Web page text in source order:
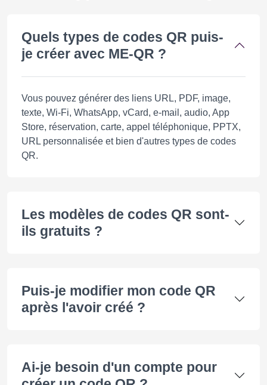
Quels types de codes QR puis-
je créer avec ME-QR ?
Vous pouvez générer des liens URL, PDF, image,
texte, Wi-Fi, WhatsApp, vCard, e-mail, audio, App
Store, réservation, carte, appel téléphonique, PPTX,
URL personnalisée et bien d'autres types de codes
QR.
Les modèles de codes QR sont-
ils gratuits ?
Puis-je modifier mon code QR
après l'avoir créé ?
Ai-je besoin d'un compte pour